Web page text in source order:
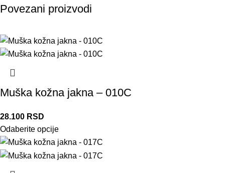
Povezani proizvodi
Muška kožna jakna – 010C
28.100 RSD
Odaberite opcije